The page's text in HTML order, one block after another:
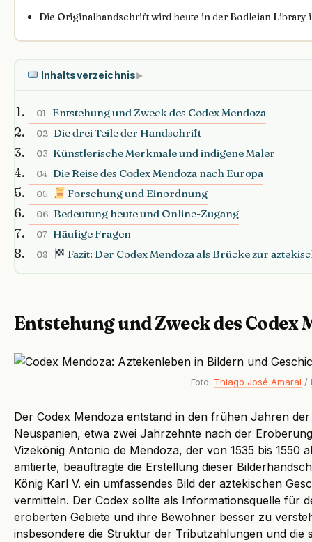
Die Originalhandschrift wird heute in der Bodleian Library
Inhaltsverzeichnis▶
01 Entstehung und Zweck des Codex Mendoza
02 Die drei Teile der Handschrift
03 Künstlerische Merkmale und indigene Maler
04 Die Reise des Codex Mendoza nach Europa
05 Forschung und Einordnung
06 Bedeutung heute und Online-Zugang
07 Häufige Fragen
08 Fazit: Der Codex Mendoza als Brücke zur
Entstehung und Zweck des Codex
Foto: Thiago José Amaral /
Der Codex Mendoza entstand in den frühen Jahren
Neuspanien, etwa zwei Jahrzehnte nach der
Vizekönig Antonio de Mendoza, der von 1535 bis 1550
amtierte, beauftragte die Erstellung dieser
König Karl V. ein umfassendes Bild der aztekischen
vermitteln. Der Codex sollte als Informationsquelle für
eroberten Gebiete und ihre Bewohner besser zu
insbesondere die Struktur der Tributzahlungen und die